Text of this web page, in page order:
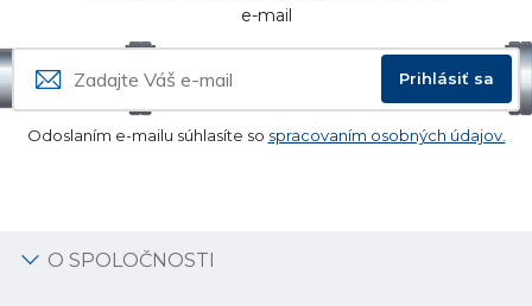
e-mail
Prihlásiť sa
Odoslaním e-mailu súhlasíte so spracovaním osobných údajov.
O SPOLOČNOSTI